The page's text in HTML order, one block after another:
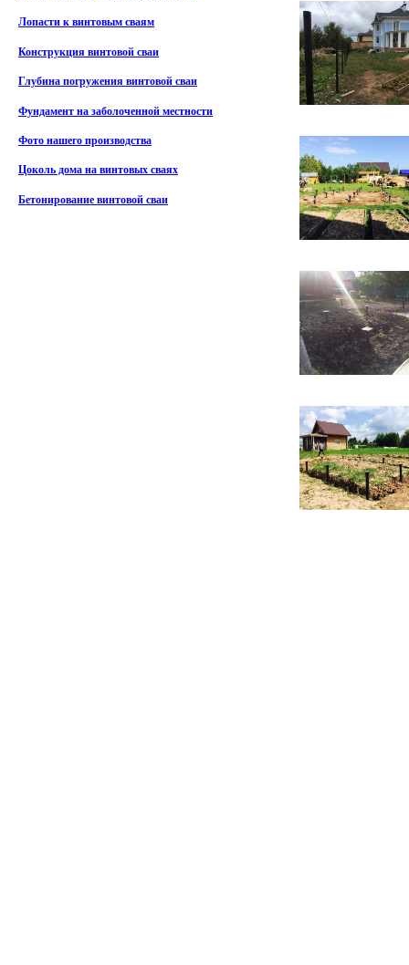
Лопасти к винтовым сваям
Конструкция винтовой сваи
Глубина погружения винтовой сваи
Фундамент на заболоченной местности
Фото нашего производства
Цоколь дома на винтовых сваях
Бетонирование винтовой сваи